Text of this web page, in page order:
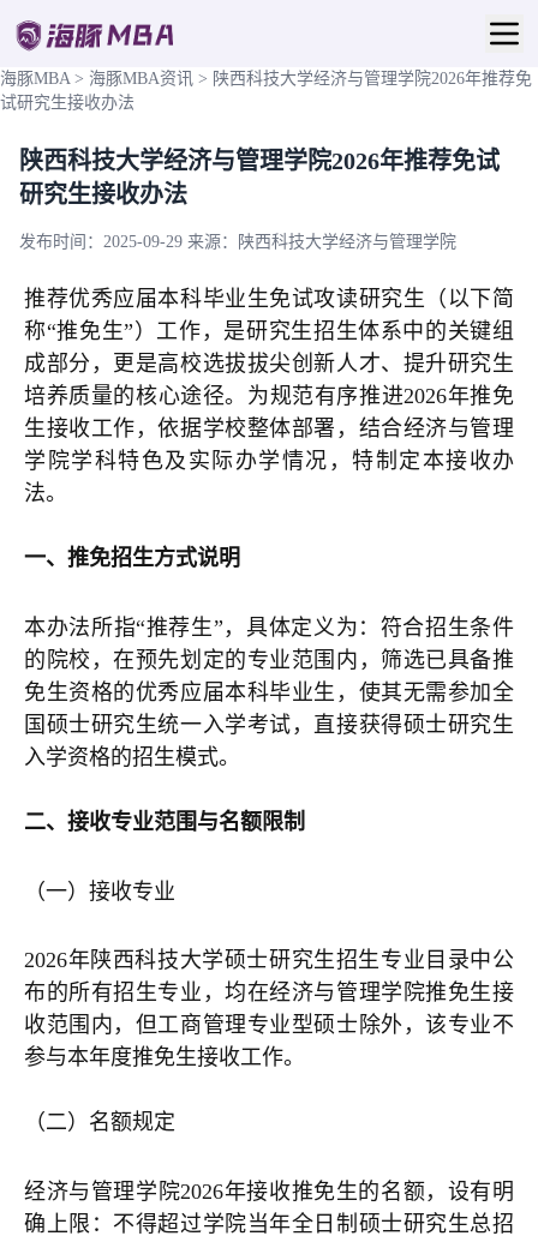
海豚MBA > 海豚MBA资讯 > 陕西科技大学经济与管理学院2026年推荐免
试研究生接收办法
陕西科技大学经济与管理学院2026年推荐免试
研究生接收办法
发布时间：2025-09-29 来源：陕西科技大学经济与管理学院
推荐优秀应届本科毕业生免试攻读研究生（以下简
称“推免生”）工作，是研究生招生体系中的关键组
成部分，更是高校选拔拔尖创新人才、提升研究生
培养质量的核心途径。为规范有序推进2026年推免
生接收工作，依据学校整体部署，结合经济与管理
学院学科特色及实际办学情况，特制定本接收办
法。
一、推免招生方式说明
本办法所指“推荐生”，具体定义为：符合招生条件
的院校，在预先划定的专业范围内，筛选已具备推
免生资格的优秀应届本科毕业生，使其无需参加全
国硕士研究生统一入学考试，直接获得硕士研究生
入学资格的招生模式。
二、接收专业范围与名额限制
（一）接收专业
2026年陕西科技大学硕士研究生招生专业目录中公
布的所有招生专业，均在经济与管理学院推免生接
收范围内，但工商管理专业型硕士除外，该专业不
参与本年度推免生接收工作。
（二）名额规定
经济与管理学院2026年接收推免生的名额，设有明
确上限：不得超过学院当年全日制硕士研究生总招